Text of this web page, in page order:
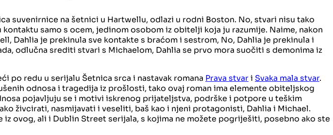
suvenirnice na šetnici u Hartwellu, odlazi u rodni Boston. No, stvari nisu tako
samo s ocem, jedinom osobom iz obitelji koja ju razumije. Naime, nakon
Dahlia je prekinula sve kontakte s braćom i sestrom, No, Dahlia je prekinula i
odlučna srediti stvari s Michaelom, Dahlia se prvo mora suočiti s demonima iz
po redu u serijalu Šetnica srca i nastavak romana Prava stvari Svaka mala stvar.
odnosa i tragedija iz prošlosti, tako ovaj roman ima elemente obiteljskog
pojavljuju se i motivi iskrenog prijateljstva, podrške i potpore u teškim
živcirati, nasmijavati i veseliti, baš kao i njeni protagonisti, Dahlia i Michael.
iz ovog, ali i Dublin Street serijala, s kojima ne možete pogriješiti, posebno ako ste